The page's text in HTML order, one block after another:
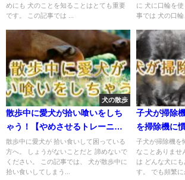
めにも 犬のことを知ることはとても重要
です。 この記事では ...
に 犬に口輪を
事では 犬の口輪
犬の散歩
散歩中に愛犬が拾い喰いをしち
ゃう！【やめさせるトレーニン
グ方法】
散歩中に愛犬が 拾い食いして困っている
方へ。 しょうがないことだと 諦めないで
ください。 この記事では、 犬が散歩中に
拾い食いしてしまう...
子犬が掃除
を掃除機に
は？】
子犬が掃除機を
なことありませ
は どんな犬に
す。 でも頻繁に